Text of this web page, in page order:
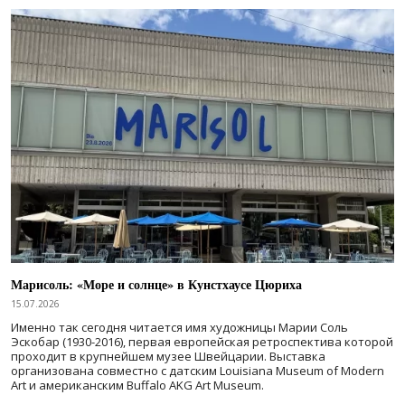
Марисоль: «Море и солнце» в Кунстхаусе Цюриха
15.07.2026
Именно так сегодня читается имя художницы Марии Соль
Эскобар (1930-2016), первая европейская ретроспектива которой
проходит в крупнейшем музее Швейцарии. Выставка
организована совместно с датским Louisiana Museum of Modern
Art и американским Buffalo AKG Art Museum.